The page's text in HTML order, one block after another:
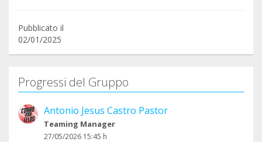
Pubblicato il
02/01/2025
Progressi del Gruppo
Antonio Jesus Castro Pastor
Teaming Manager
27/05/2026 15:45 h